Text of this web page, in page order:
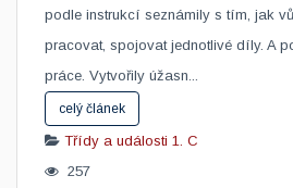
podle instrukcí seznámily s tím, jak
pracovat, spojovat jednotlivé díly. A
práce. Vytvořily úžasn...
celý článek
Třídy a události 1. C
257